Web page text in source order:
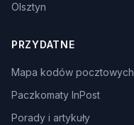
Olsztyn
PRZYDATNE
Mapa kodów pocztowych
Paczkomaty InPost
Porady i artykuły